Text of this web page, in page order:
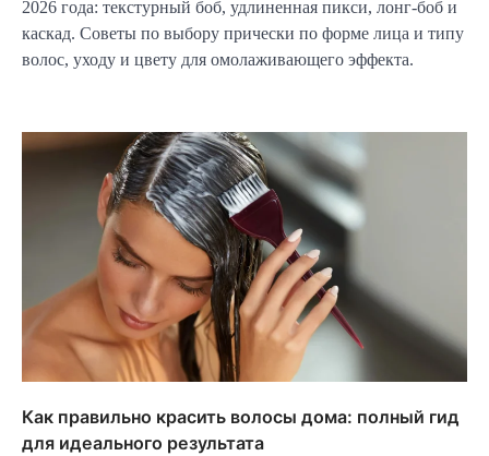
2026 года: текстурный боб, удлиненная пикси, лонг-боб и
каскад. Советы по выбору прически по форме лица и типу
волос, уходу и цвету для омолаживающего эффекта.
Как правильно красить волосы дома: полный гид
для идеального результата